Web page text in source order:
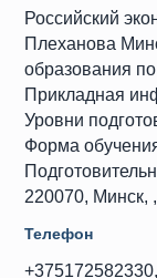
Российский
Плеханова
образования
Прикладная
Уровни
Форма
220070, Минск,
Телефон